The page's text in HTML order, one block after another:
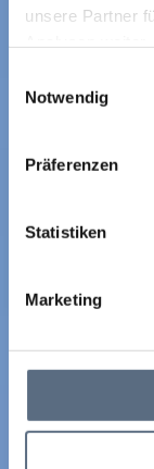
unsere Partner
zusammen, die
sie im Rahmen
Notwendig
Präferenzen
Statistiken
Marketing